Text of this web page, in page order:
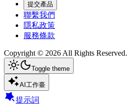
提交產品
聯繫我們
隱私政策
服務條款
Copyright © 2026 All Rights Reserved.
Toggle theme
AI工作臺
提示詞